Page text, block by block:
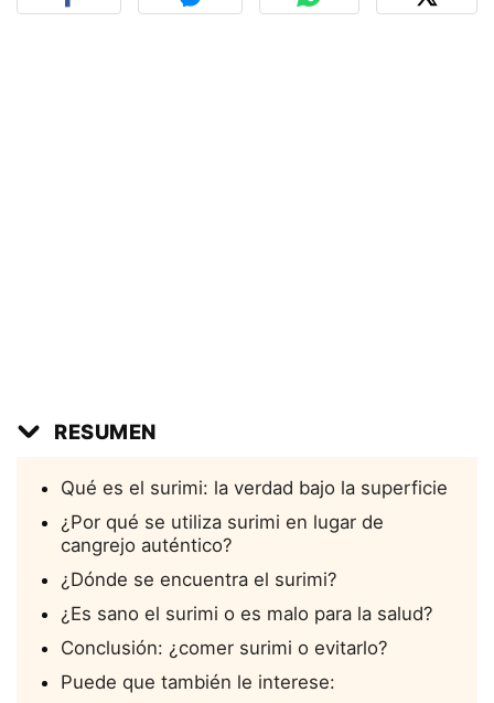
RESUMEN
Qué es el surimi: la verdad bajo la superficie
¿Por qué se utiliza surimi en lugar de
cangrejo auténtico?
¿Dónde se encuentra el surimi?
¿Es sano el surimi o es malo para la salud?
Conclusión: ¿comer surimi o evitarlo?
Puede que también le interese: